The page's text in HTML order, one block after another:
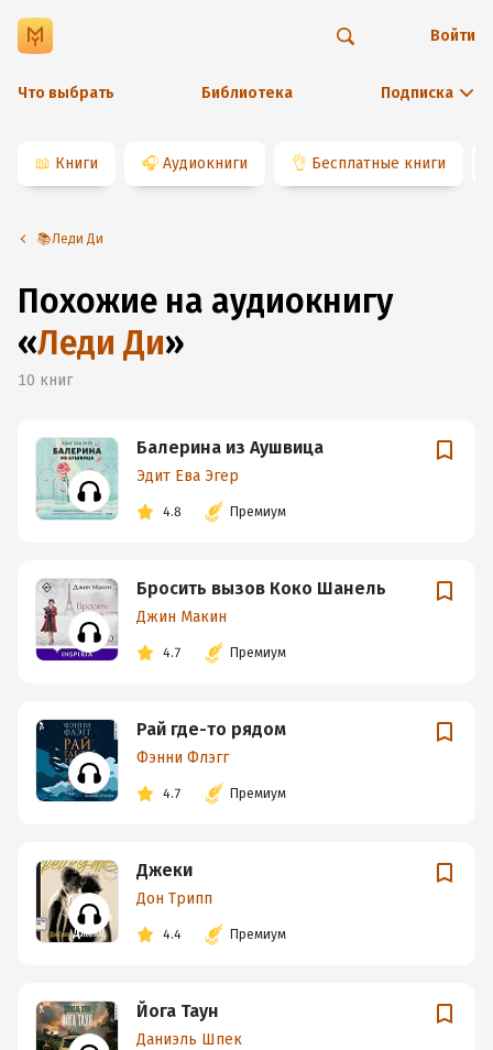
Что выбрать Библиотека Подписка
Войти
📖 Книги 🎧 Аудиокниги 👌 Бесплатные книги
📚Леди Ди
Похожие на аудиокнигу
«Леди Ди»
10 книг
Балерина из Аушвица
Эдит Ева Эгер
4.8 Премиум
Бросить вызов Коко Шанель
Джин Макин
4.7 Премиум
Рай где-то рядом
Фэнни Флэгг
4.7 Премиум
Джеки
Дон Трипп
4.4 Премиум
Йога Таун
Даниэль Шпек